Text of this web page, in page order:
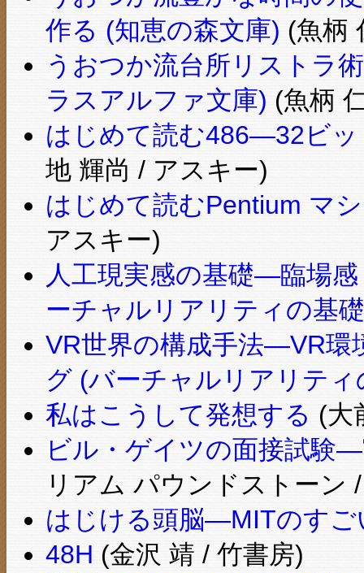
作る (知恵の森文庫) (魚柄
うおつか流台所リストラ
ラスアルファ文庫) (魚柄
はじめて読む486―32ビ
地 輝尚 / アスキー)
はじめて読むPentium マ
アスキー)
人工現実感の基礎―臨場
ーチャルリアリティの基
VR世界の構成手法―VR環
グ (バーチャルリアリティ
私はこうして発想する (大
ビル・ゲイツの面接試験
リアム パウンドストーン
はじける頭脳―MITのすご
48H (金沢 靖 / 竹書房)